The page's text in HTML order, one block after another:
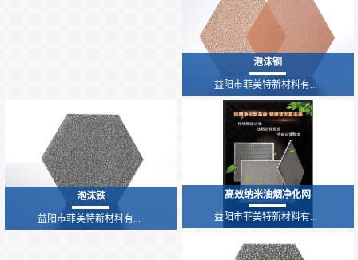
泡沫铜
益阳市菲美特新材料有...
泡沫铁
益阳市菲美特新材料有...
高效纳米油烟净化网
益阳市菲美特新材料有...